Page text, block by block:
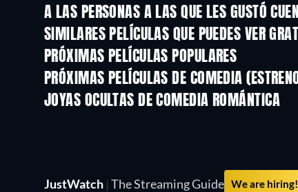
A LAS PERSONAS A LAS QUE LES GUSTÓ
SIMILARES PELÍCULAS QUE PUEDES VER
PRÓXIMAS PELÍCULAS POPULARES
PRÓXIMAS PELÍCULAS DE COMEDIA
JOYAS OCULTAS DE COMEDIA ROMÁNTICA
JustWatch | The Streaming Guide We are hiring!